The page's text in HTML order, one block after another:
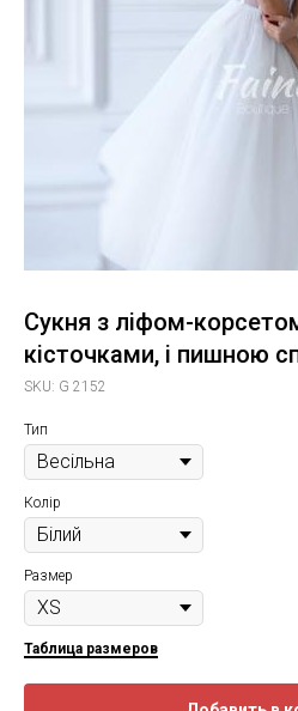
Сукня з ліфом-
кісточками, і пишною
SKU: G 2152
Тип
Колір
Размер
Таблица размеров